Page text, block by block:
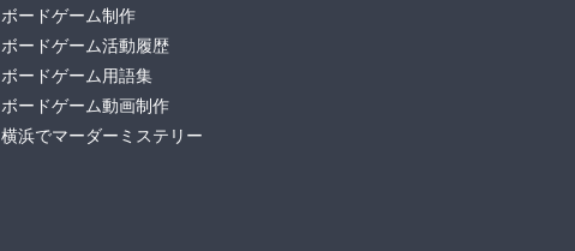
ボードゲーム制作
ボードゲーム活動履歴
ボードゲーム用語集
ボードゲーム動画制作
横浜でマーダーミステリー